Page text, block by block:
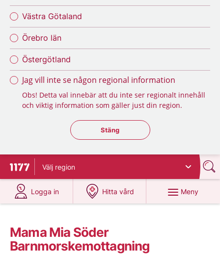
Västra Götaland
Örebro län
Östergötland
Jag vill inte se någon regional information
Obs! Detta val innebär att du inte ser regionalt innehåll
och viktig information som gäller just din region.
Stäng regionsväljaren
Stäng
Till startsidan för 1177
Välj region
Logga in
på 1177.se
Hitta vård
på 1177.se
Meny
Mama Mia Söder
Barnmorskemottagning